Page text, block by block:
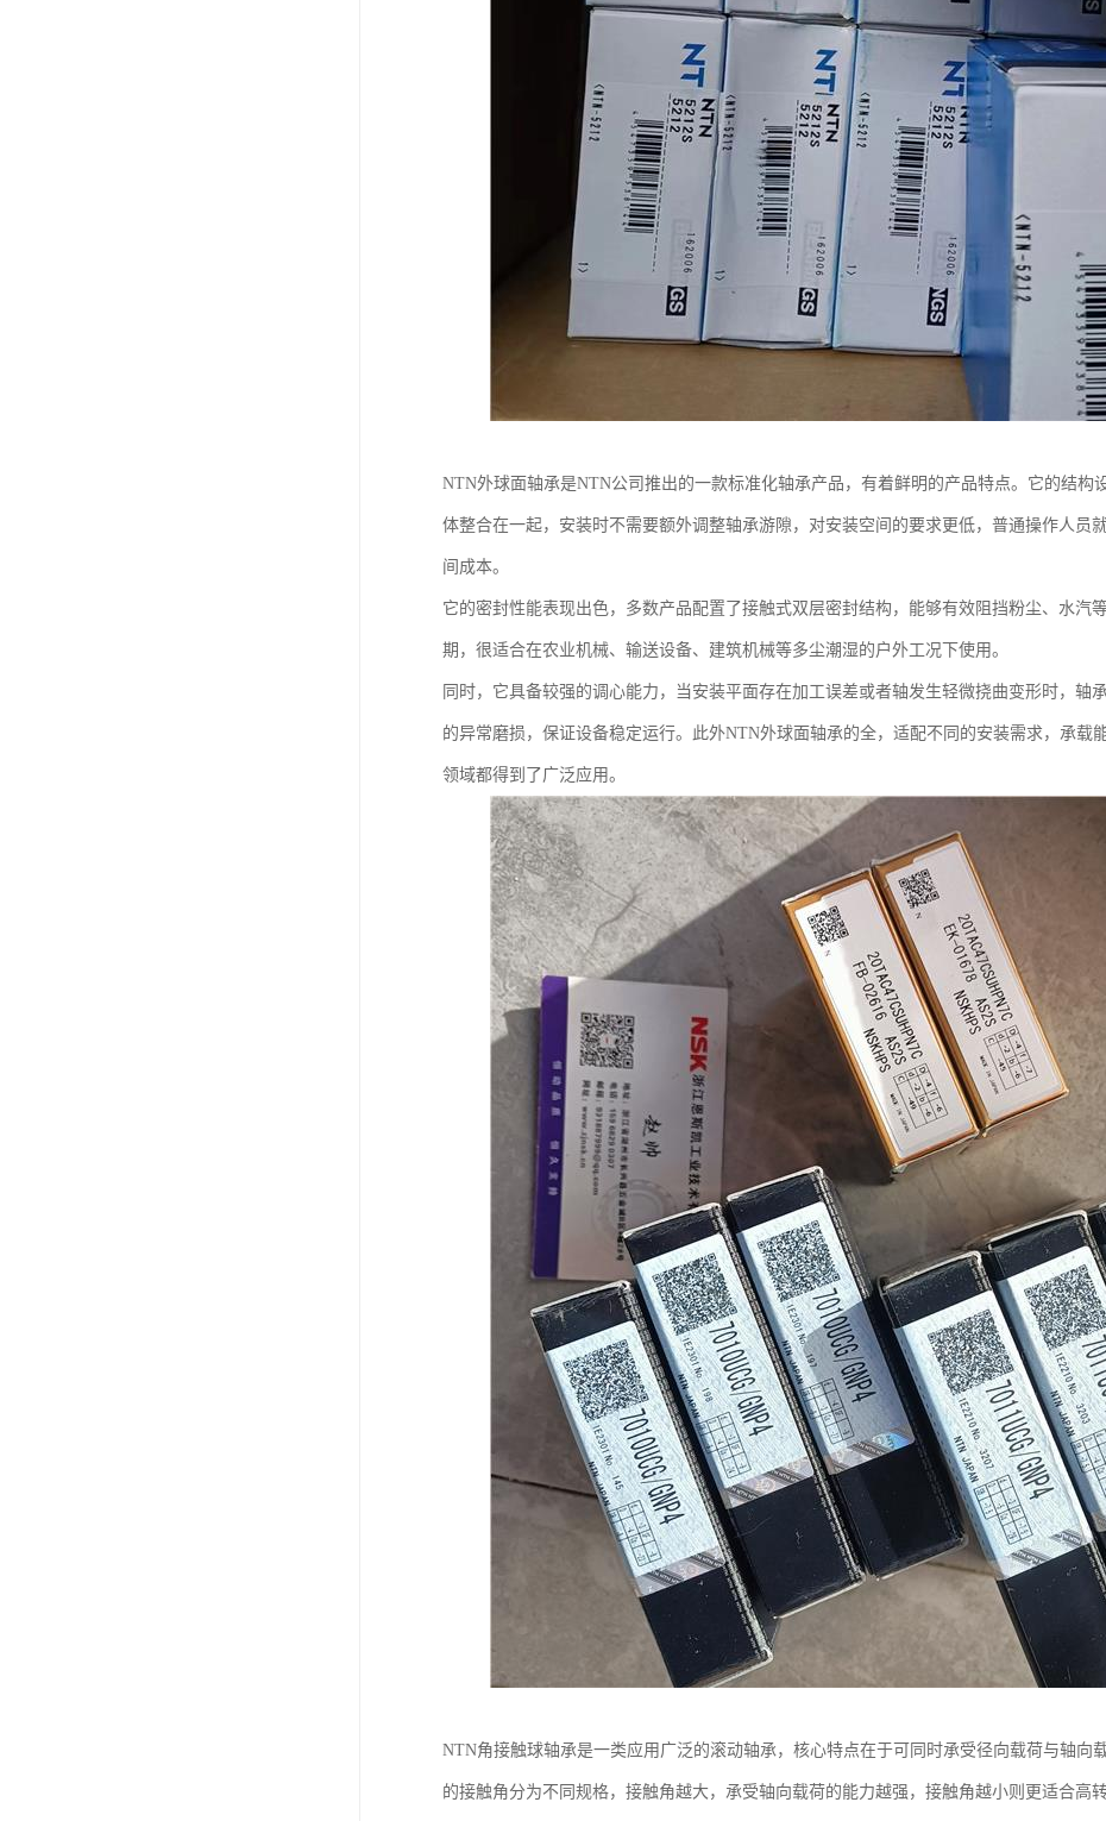
NTN外球面轴承是NTN公司推出的一款标准化轴承产品，有着鲜明的产品特点。它的结构
体整合在一起，安装时不需要额外调整轴承游隙，对安装空间的要求更低，普通操作人员
间成本。
它的密封性能表现出色，多数产品配置了接触式双层密封结构，能够有效阻挡粉尘、水汽
期，很适合在农业机械、输送设备、建筑机械等多尘潮湿的户外工况下使用。
同时，它具备较强的调心能力，当安装平面存在加工误差或者轴发生轻微挠曲变形时，轴
的异常磨损，保证设备稳定运行。此外NTN外球面轴承的全，适配不同的安装需求，承载
领域都得到了广泛应用。
NTN角接触球轴承是一类应用广泛的滚动轴承，核心特点在于可同时承受径向载荷与轴向
的接触角分为不同规格，接触角越大，承受轴向载荷的能力越强，接触角越小则更适合高转